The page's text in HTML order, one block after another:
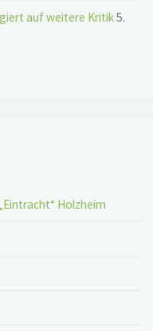
auf weitere Kritik5.
Holzheim